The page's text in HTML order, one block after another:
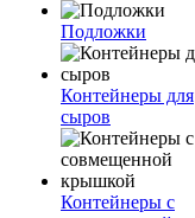
Подложки
Контейнеры для
сыров
Контейнеры с